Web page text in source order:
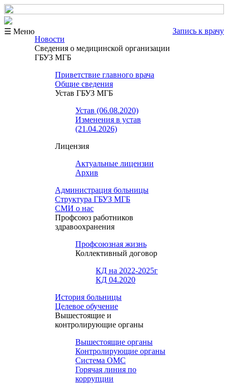
☰ Меню
Запись к врачу
Новости
Сведения о медицинской организации
ГБУЗ МГБ
Приветствие главного врача
Общие сведения
Устав ГБУЗ МГБ
Устав (06.08.2020)
Изменения в устав
(21.04.2026)
Лицензия
Актуальные лицензии
Архив
Администрация больницы
Структура ГБУЗ МГБ
СМИ о нас
Профсоюз работников
здравоохранения
Профсоюзная жизнь
Коллективный договор
КД на 2022-2025г
КД 04.2020
История больницы
Целевое обучение
Вышестоящие и
контролирующие органы
Вышестоящие органы
Контролирующие органы
Система ОМС
Горячая линия по
коррупции